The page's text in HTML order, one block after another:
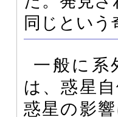
同じという
一般に系
は、惑星
惑星の影